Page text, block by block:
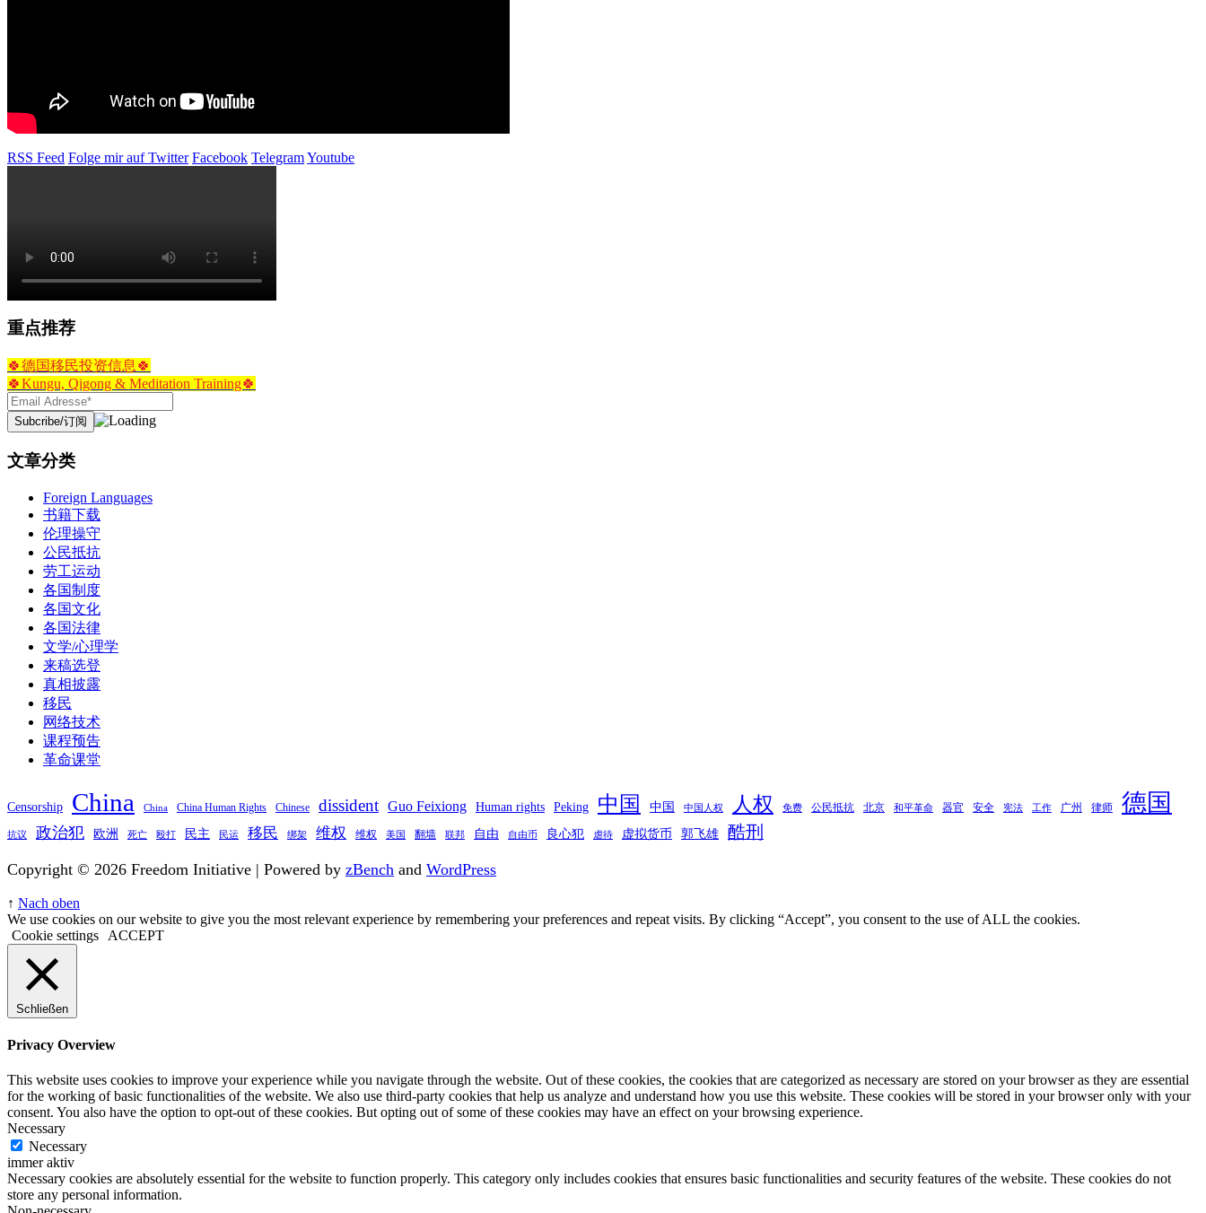
RSS Feed Folge mir auf Twitter Facebook TelegramYoutube
重点推荐
🍀德国移民投资信息🍀
🍀Kungu, Qigong & Meditation Training🍀
文章分类
Foreign Languages
书籍下载
伦理操守
公民抵抗
劳工运动
各国制度
各国文化
各国法律
文学/心理学
来稿选登
真相披露
移民
网络技术
课程预告
革命课堂
Censorship China China China Human Rights Chinese dissident Guo Feixiong Human rights Peking 中国 中国 中国人权 人权 免费 公民抵抗 北京 和平革命 器官 安全 宪法 工作 广州 律师 德国
抗议 政治犯 欧洲 死亡 殴打 民主 民运 移民 绑架 维权 维权 美国 翻墙 联邦 自由 自由币 良心犯 虐待 虚拟货币 郭飞雄 酷刑
Copyright © 2026 Freedom Initiative | Powered by zBench and WordPress
↑ Nach oben
We use cookies on our website to give you the most relevant experience by remembering your preferences and repeat visits. By clicking “Accept”, you consent to the use of ALL the cookies.
Cookie settings
ACCEPT
Schließen
Privacy Overview
This website uses cookies to improve your experience while you navigate through the website. Out of these cookies, the cookies that are categorized as necessary are stored on your browser as they are essential
for the working of basic functionalities of the website. We also use third-party cookies that help us analyze and understand how you use this website. These cookies will be stored in your browser only with your
consent. You also have the option to opt-out of these cookies. But opting out of some of these cookies may have an effect on your browsing experience.
Necessary
Necessary
immer aktiv
Necessary cookies are absolutely essential for the website to function properly. This category only includes cookies that ensures basic functionalities and security features of the website. These cookies do not
store any personal information.